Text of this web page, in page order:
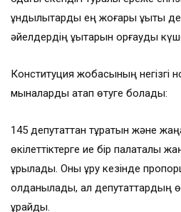
құндылықтарды ең жоғары құқықтық
әйелдердің құқықтарын қорғауды
Конституция жобасының негізгі
мыналарды атап өтуге болады:
145 депутаттан тұратын және
өкілеттіктерге ие бір палаталы
құрылады. Оны құру кезінде
қолданылады, ал депутаттардың
құрайды.